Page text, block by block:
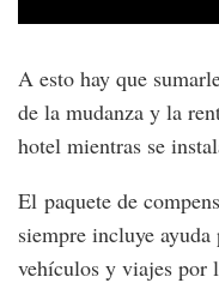
A esto hay que
de la mudanza y la
hotel mientras se
El paquete de
siempre incluye ayuda
vehículos y viajes por